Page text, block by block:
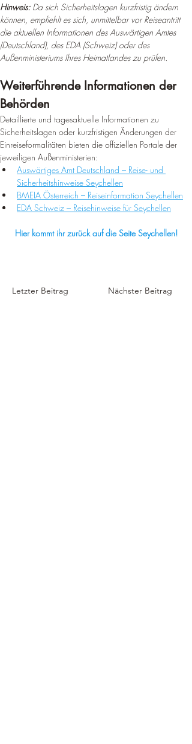
Hinweis: Da sich Sicherheitslagen kurzfristig ändern
können, empfiehlt es sich, unmittelbar vor Reiseantritt
die aktuellen Informationen des Auswärtigen Amtes
(Deutschland), des EDA (Schweiz) oder des
Außenministeriums Ihres Heimatlandes zu prüfen.
Weiterführende Informationen der
Behörden
Detaillierte und tagesaktuelle Informationen zu
Sicherheitslagen oder kurzfristigen Änderungen der
Einreiseformalitäten bieten die offiziellen Portale der
jeweiligen Außenministerien:
Auswärtiges Amt Deutschland – Reise- und
Sicherheitshinweise Seychellen
BMEIA Österreich – Reiseinformation Seychellen
EDA Schweiz – Reisehinweise für Seychellen
Hier kommt ihr zurück auf die Seite Seychellen!
Letzter Beitrag Nächster Beitrag